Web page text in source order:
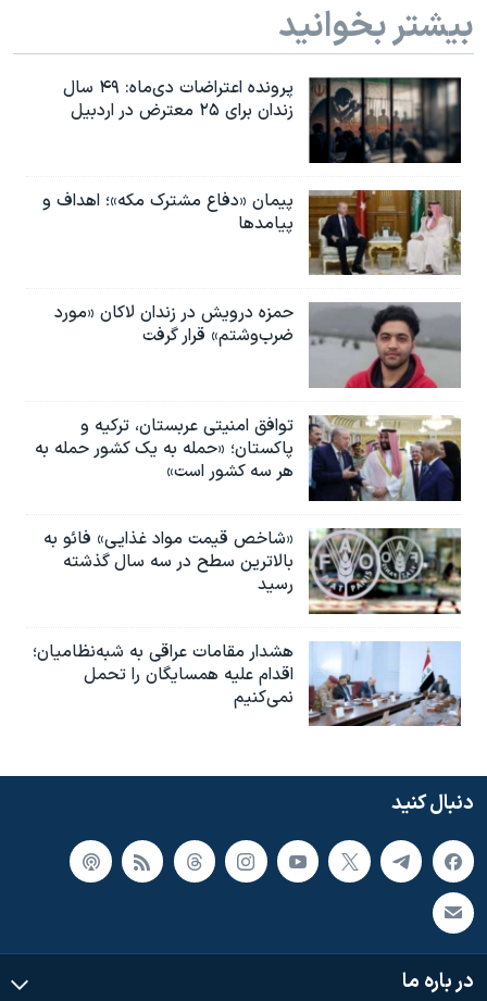
بیشتر بخوانید
پرونده اعتراضات دی‌ماه: ۴۹ سال
زندان برای ۲۵ معترض در اردبیل
پیمان «دفاع مشترک مکه»؛ اهداف و
پیامدها
حمزه درویش در زندان لاکان «مورد
ضرب‌وشتم» قرار گرفت
توافق امنیتی عربستان، ترکیه و
پاکستان؛ «حمله به یک کشور حمله به
هر سه کشور است»
«شاخص قیمت مواد غذایی» فائو به
بالاترین سطح در سه سال گذشته
رسید
هشدار مقامات عراقی به شبه‌نظامیان؛
اقدام علیه همسایگان را تحمل
نمی‌کنیم
دنبال کنید
در باره ما